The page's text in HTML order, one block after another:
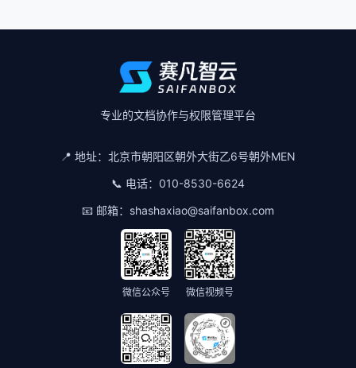
专业的文档协作与权限管理平台
📍 地址： 北京市朝阳区朝外大街乙6号朝外MEN
📞 电话： 010-8530-6624
📧 邮箱： shashaxiao@saifanbox.com
微信公众号 微信视频号